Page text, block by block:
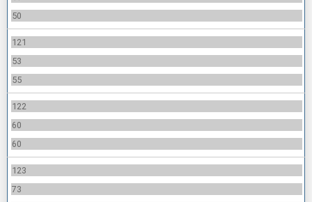
50
121
53
55
122
60
60
123
73